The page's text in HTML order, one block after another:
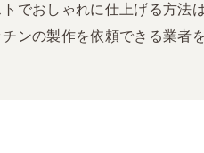
トでおしゃれに仕上げる方法
ンの製作を依頼できる業者